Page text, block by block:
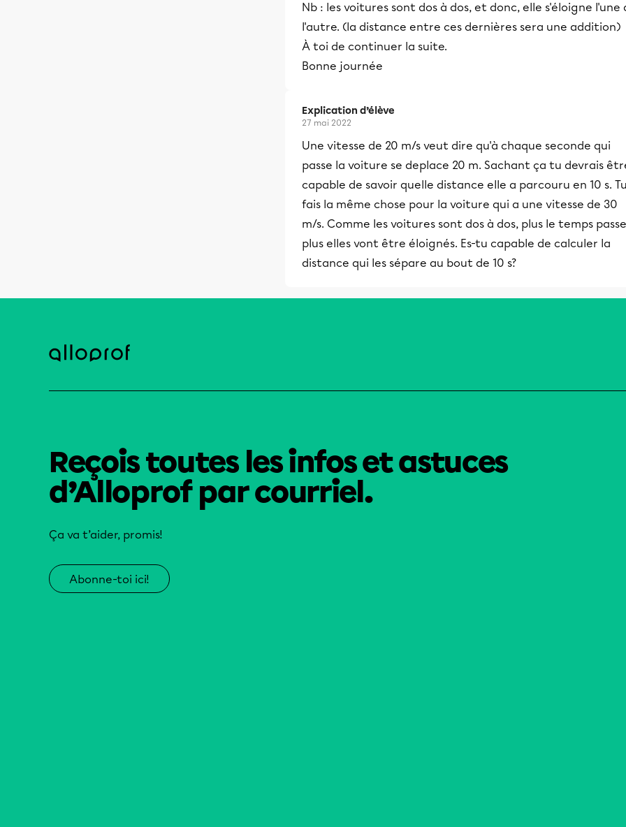
Nb : les voitures sont dos à dos, et donc, elle s'éloigne l'une
l'autre. (la distance entre ces dernières sera une addition)
À toi de continuer la suite.
Bonne journée
Explication d’élève
27 mai 2022
Une vitesse de 20 m/s veut dire qu'à chaque seconde qui
passe la voiture se deplace 20 m. Sachant ça tu devrais
capable de savoir quelle distance elle a parcouru en 10 s.
fais la même chose pour la voiture qui a une vitesse de 30
m/s. Comme les voitures sont dos à dos, plus le temps
plus elles vont être éloignés. Es-tu capable de calculer la
distance qui les sépare au bout de 10 s?
Reçois toutes les infos et astuces
d’Alloprof par courriel.
Ça va t’aider, promis!
Abonne-toi ici!